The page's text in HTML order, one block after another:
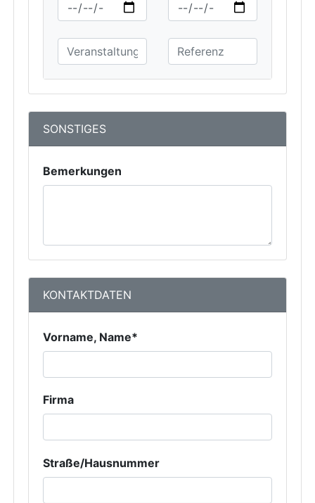
SONSTIGES
Bemerkungen
KONTAKTDATEN
Vorname, Name*
Firma
Straße/Hausnummer